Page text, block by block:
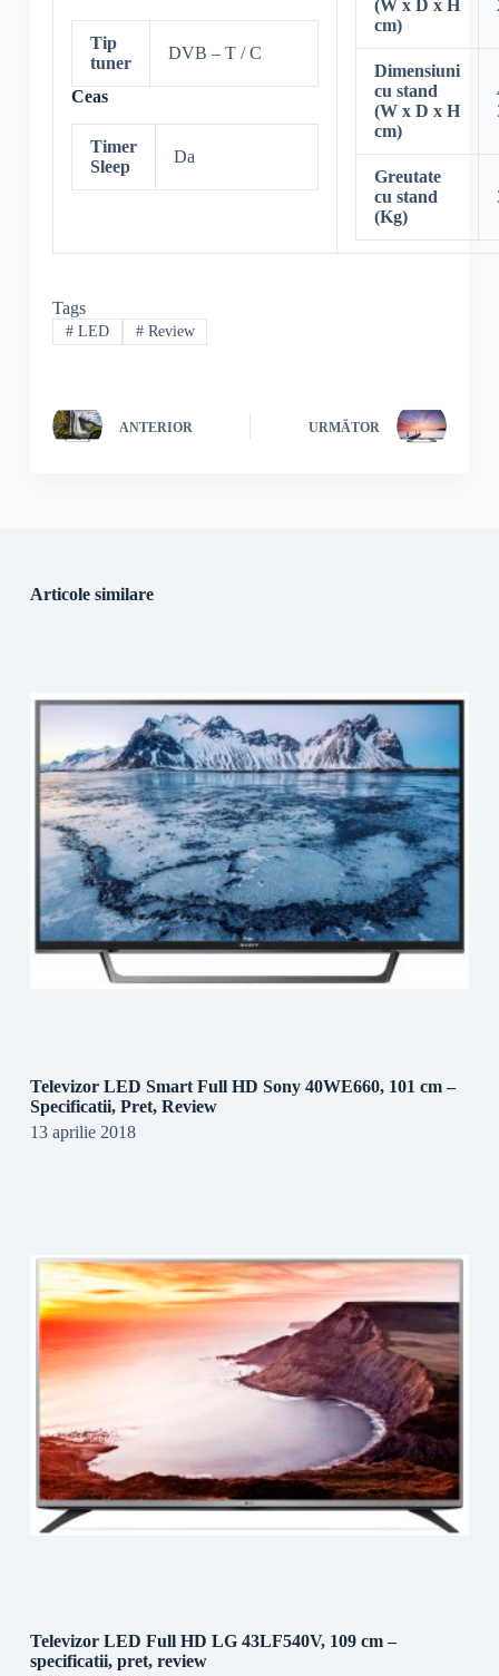
Tip
tuner
DVB – T / C
Ceas
Timer
Sleep
Da
(W x D x H
cm)
Dimensiuni
cu stand
(W x D x H
cm)
Greutate
cu stand
(Kg)
Tags
#LED #Review
ANTERIOR URMĂTOR
Articole similare
Televizor LED Smart Full HD Sony 40WE660, 101 cm –
Specificatii, Pret, Review
13 aprilie 2018
Televizor LED Full HD LG 43LF540V, 109 cm –
specificatii, pret, review